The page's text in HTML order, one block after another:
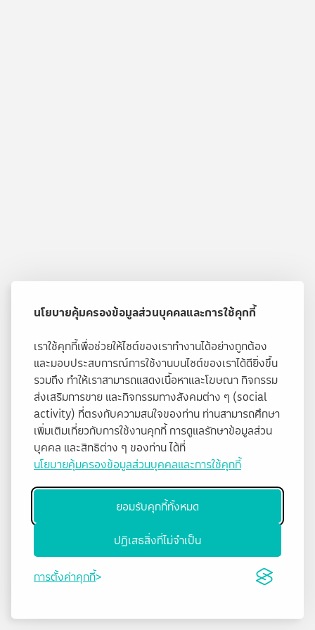
นโยบายคุ้มครองข้อมูลส่วนบุคคลและการใช้คุกกี้
เราใช้คุกกี้เพื่อช่วยให้ไซต์ของเราทำงานได้อย่างถูกต้อง
และมอบประสบการณ์การใช้งานบนไซต์ของเราได้ดียิ่งขึ้น
รวมถึง ทำให้เราสามารถแสดงเนื้อหาและโฆษณา กิจกรรม
ส่งเสริมการขาย และกิจกรรมทางสังคมต่าง ๆ (social
activity) ที่ตรงกับความสนใจของท่าน ท่านสามารถศึกษา
เพิ่มเติมเกี่ยวกับการใช้งานคุกกี้ การดูแลรักษาข้อมูลส่วน
บุคคล และสิทธิต่าง ๆ ของท่าน ได้ที่
นโยบายคุ้มครองข้อมูลส่วนบุคคลและการใช้คุกกี้
ยอมรับคุกกี้ทั้งหมด
ปฏิเสธสิ่งที่ไม่จำเป็น
การตั้งค่าคุกกี้